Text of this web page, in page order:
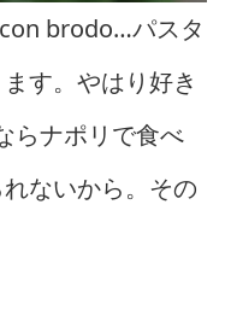
brodo…パスタ
す。やはり好き
らナポリで食べ
ないから。その